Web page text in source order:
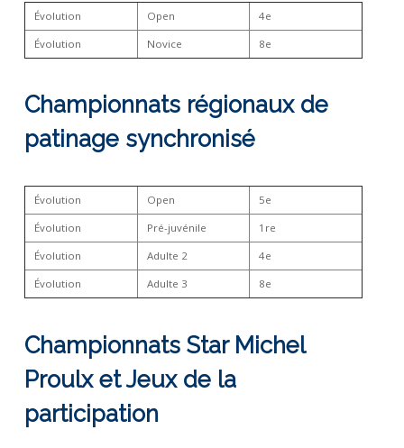
Évolution Open 4e
Évolution Novice 8e
Championnats régionaux de
patinage synchronisé
Évolution Open 5e
Évolution Pré-juvénile 1re
Évolution Adulte 2 4e
Évolution Adulte 3 8e
Championnats Star Michel
Proulx et Jeux de la
participation